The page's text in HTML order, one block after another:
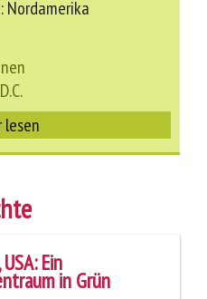
lesen
Ein
in Grün